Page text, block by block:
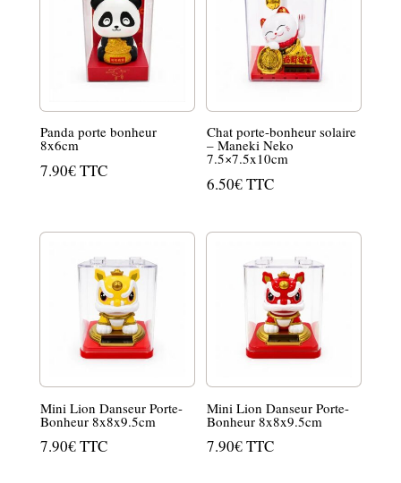
Panda porte bonheur
8x6cm
7.90€TTC
Chat porte-bonheur solaire
– Maneki Neko
7.5×7.5x10cm
6.50€TTC
Mini Lion Danseur Porte-
Bonheur 8x8x9.5cm
7.90€TTC
Mini Lion Danseur Porte-
Bonheur 8x8x9.5cm
7.90€TTC